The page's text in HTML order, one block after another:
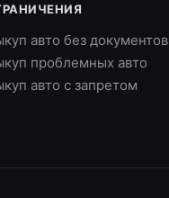
авто без документов
проблемных авто
авто с запретом